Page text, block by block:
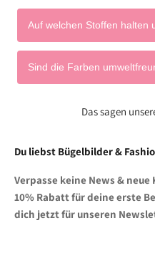
Auf welchen Stoffen halten
Sind die Farben
Das sagen
Du liebst Bügelbilder &
Verpasse keine News &
10% Rabatt für deine erste
dich jetzt für unseren